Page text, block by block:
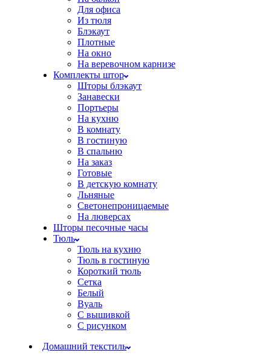
Для офиса
Из тюля
Блэкаут
Плотные
На окно
На веревочном карнизе
Комплекты штор
Шторы блэкаут
Занавески
Портьеры
На кухню
В комнату
В гостиную
В спальню
На заказ
Готовые
В детскую комнату
Льняные
Светонепроницаемые
На люверсах
Шторы песочные часы
Тюль
Тюль на кухню
Тюль в гостиную
Короткий тюль
Сетка
Белый
Вуаль
С вышивкой
С рисунком
Домашний текстиль